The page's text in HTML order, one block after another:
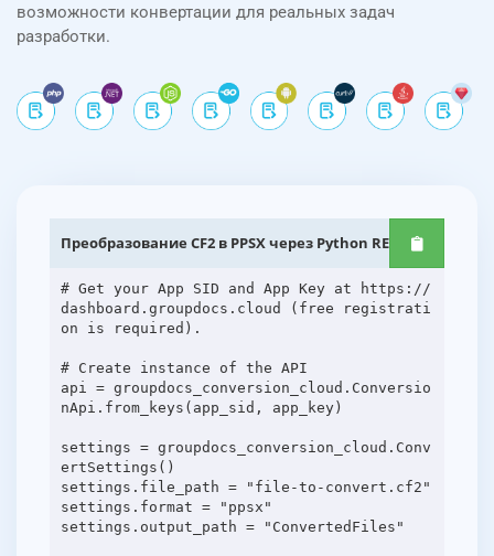
возможности конвертации для реальных задач
разработки.
Преобразование CF2 в PPSX через Python REST API
# Get your App SID and App Key at https://
dashboard.groupdocs.cloud (free registrati
on is required).
# Create instance of the API
api = groupdocs_conversion_cloud.Conversio
nApi.from_keys(app_sid, app_key)
settings = groupdocs_conversion_cloud.Conv
ertSettings()
settings.file_path = "file-to-convert.cf2"
settings.format = "ppsx"
settings.output_path = "ConvertedFiles"